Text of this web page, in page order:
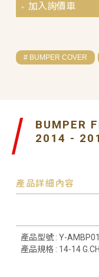
加入詢價車
# BUMPER COVER
BUMPER
2014 -
產品詳細內容
產品型號 : Y-
產品規格 : 14-14